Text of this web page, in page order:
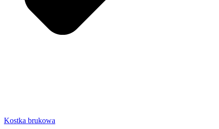
Kostka brukowa